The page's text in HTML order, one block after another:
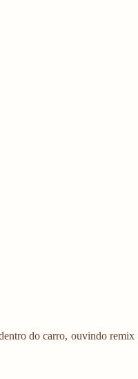
do carro, ouvindo remix